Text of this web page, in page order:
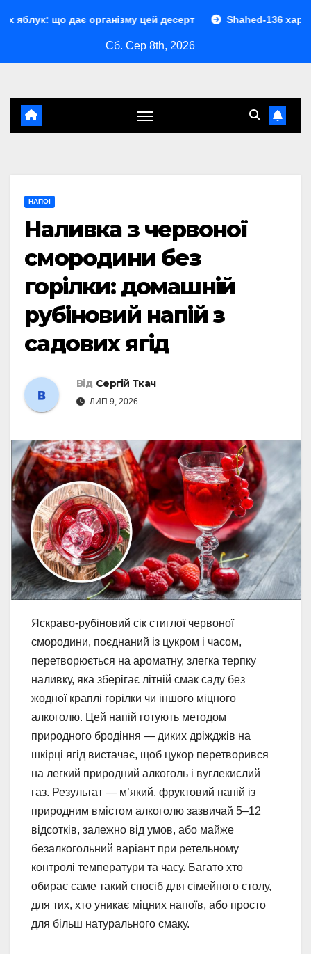
організму цей десерт Shahed-136 характеристики:
Сб. Сер 8th, 2026
НАПОЇ
Наливка з червоної
смородини без
горілки: домашній
рубіновий напій з
садових ягід
Від Сергій Ткач
ЛИП 9, 2026
Яскраво-рубіновий сік стиглої червоної
смородини, поєднаний із цукром і часом,
перетворюється на ароматну, злегка терпку
наливку, яка зберігає літній смак саду без
жодної краплі горілки чи іншого міцного
алкоголю. Цей напій готують методом
природного бродіння — диких дріжджів на
шкірці ягід вистачає, щоб цукор перетворився
на легкий природний алкоголь і вуглекислий
газ. Результат — м’який, фруктовий напій із
природним вмістом алкоголю зазвичай 5–12
відсотків, залежно від умов, або майже
безалкогольний варіант при ретельному
контролі температури та часу. Багато хто
обирає саме такий спосіб для сімейного столу,
для тих, хто уникає міцних напоїв, або просто
для більш натурального смаку.